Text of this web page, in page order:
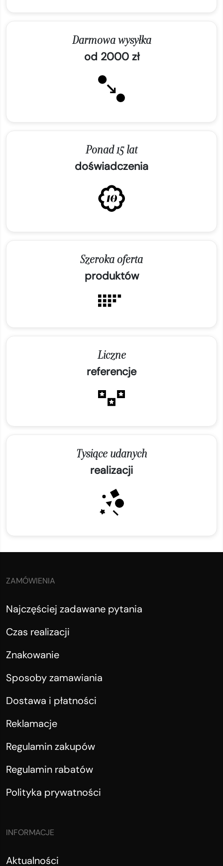
Darmowa wysyłka
od 2000 zł
Ponad 15 lat
doświadczenia
Szeroka oferta
produktów
Liczne
referencje
Tysiące udanych
realizacji
ZAMÓWIENIA
Najczęściej zadawane pytania
Czas realizacji
Znakowanie
Sposoby zamawiania
Dostawa i płatności
Reklamacje
Regulamin zakupów
Regulamin rabatów
Polityka prywatności
INFORMACJE
Aktualności